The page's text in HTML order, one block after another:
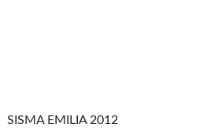
SISMA EMILIA 2012